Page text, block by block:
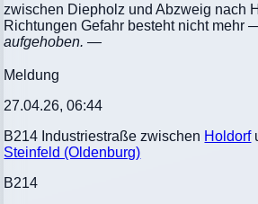
zwischen Diepholz und Abzweig nach
Richtungen Gefahr besteht nicht mehr
aufgehoben. —
Meldung
27.04.26, 06:44
B214 Industriestraße zwischen Holdorf
Steinfeld (Oldenburg)
B214